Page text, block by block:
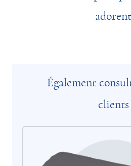
adorent
Également
clients